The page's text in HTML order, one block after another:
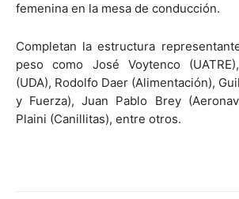
femenina en la mesa de conducción.
Completan la estructura
peso como José Voytenco
(UDA), Rodolfo Daer (Alimentación),
y Fuerza), Juan Pablo Brey
Plaini (Canillitas), entre otros.